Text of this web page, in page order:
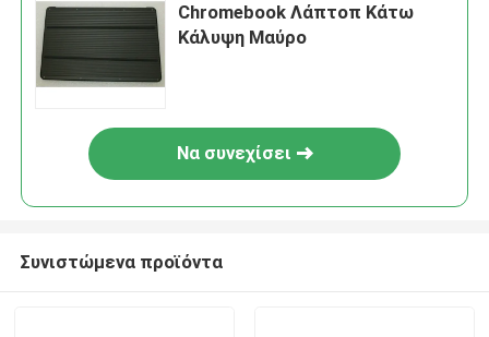
Chromebook Λάπτοπ Κάτω
Κάλυψη Μαύρο
Να συνεχίσει
Συνιστώμενα προϊόντα